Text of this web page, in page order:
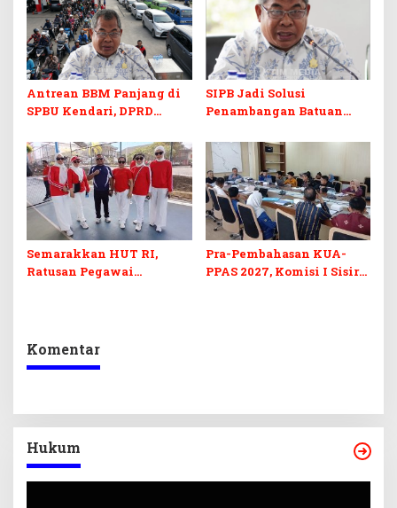
Antrean BBM Panjang di
SPBU Kendari, DPRD
Barcode Curang
SIPB Jadi Solusi
Penambangan Batuan
di Sultra
Semarakkan HUT RI,
Ratusan Pegawai
Pra-Pembahasan KUA-
PPAS 2027, Komisi I Sisir
Komentar
Hukum